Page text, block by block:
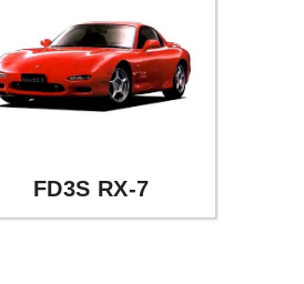
FD3S RX-7